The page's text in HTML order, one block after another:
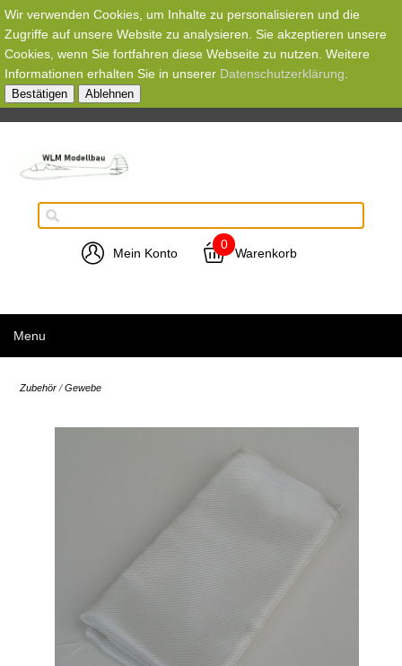
Wir verwenden Cookies, um Inhalte zu personalisieren und die
Zugriffe auf unsere Website zu analysieren. Sie akzeptieren unsere
Cookies, wenn Sie fortfahren diese Webseite zu nutzen. Weitere
Informationen erhalten Sie in unserer Datenschutzerklärung
Bestätigen Ablehnen
Mein Konto
0
Warenkorb
Menu
Zubehör /Gewebe